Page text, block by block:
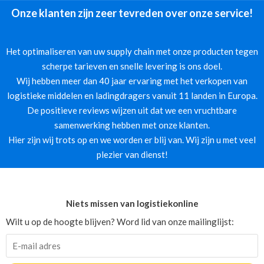
Onze klanten zijn zeer tevreden over onze service!
Het optimaliseren van uw supply chain met onze producten tegen
scherpe tarieven en snelle levering is ons doel.
Wij hebben meer dan 40 jaar ervaring met het verkopen van
logistieke middelen en ladingdragers vanuit 11 landen in Europa.
De positieve reviews wijzen uit dat we een vruchtbare
samenwerking hebben met onze klanten.
Hier zijn wij trots op en we worden er blij van. Wij zijn u met veel
plezier van dienst!
Niets missen van logistiekonline
Wilt u op de hoogte blijven? Word lid van onze mailinglijst: